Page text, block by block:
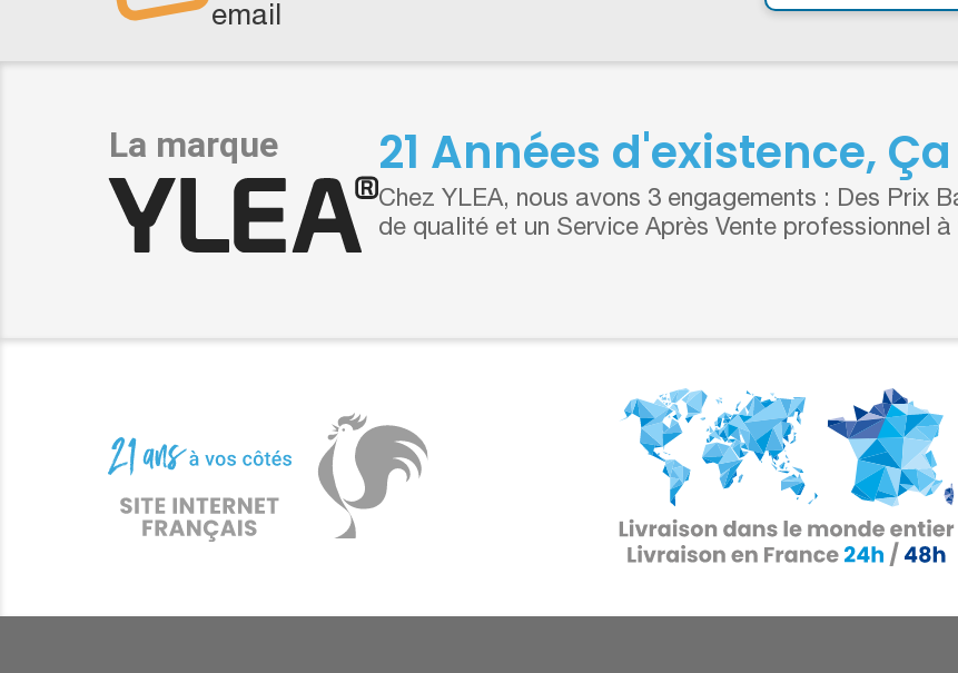
email
21 Années d'existence,
Chez YLEA, nous avons 3 engagements : Des Prix
de qualité et un Service Après Vente professionnel